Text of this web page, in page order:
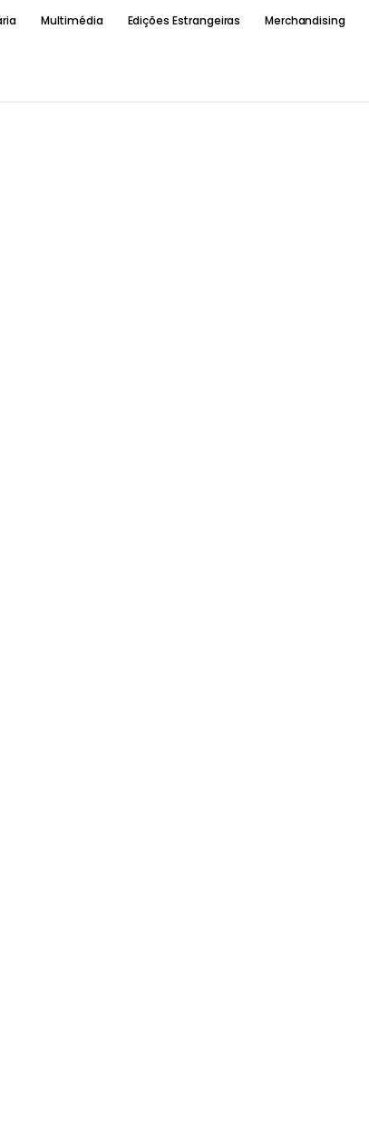
Multimédia Edições Estrangeiras Merchandising